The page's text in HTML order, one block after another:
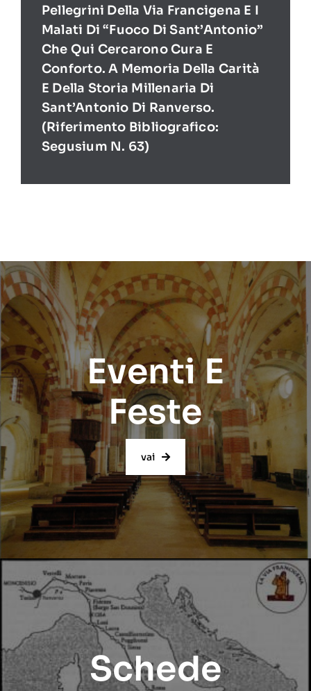
Pellegrini Della Via Francigena E I
Malati Di “Fuoco Di Sant’Antonio”
Che Qui Cercarono Cura E
Conforto. A Memoria Della Carità
E Della Storia Millenaria Di
Sant’Antonio Di Ranverso.
(Riferimento Bibliografico:
Segusium N. 63)
Eventi E
Feste
vai
Schede